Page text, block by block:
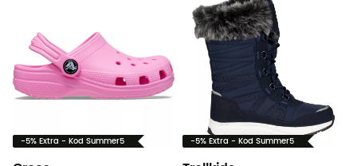
-5% Extra - Kod Summer5 -5% Extra - Kod Summer5